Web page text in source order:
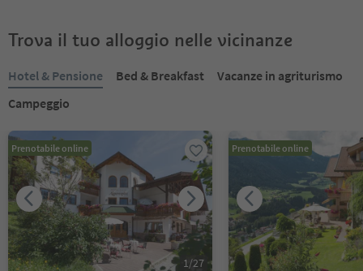
Trova il tuo alloggio nelle vicinanze
Hotel & Pensione Bed & Breakfast
Vacanze in agriturismo
Campeggio
Prenotabile online
1/27
Prenotabile online